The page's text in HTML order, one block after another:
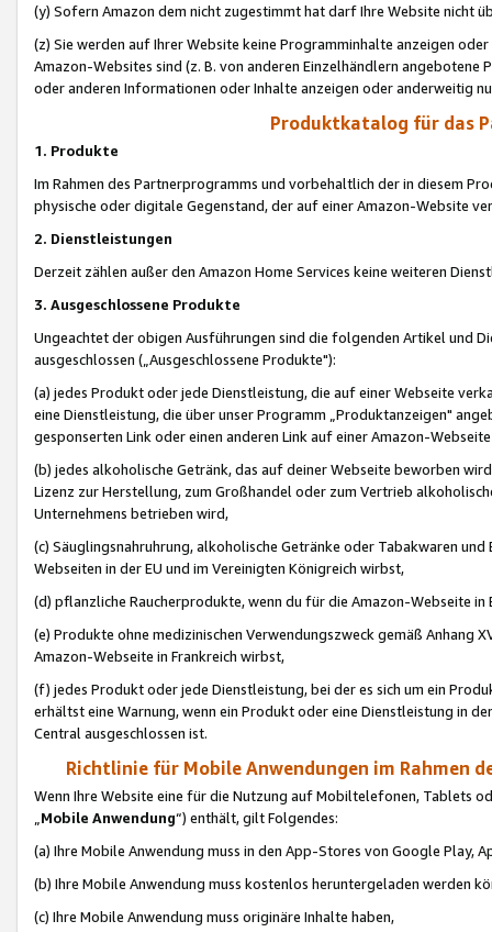
(y) Sofern Amazon dem nicht zugestimmt hat darf Ihre Website nicht
(z) Sie werden auf Ihrer Website keine Programminhalte anzeigen
Amazon-Websites sind (z. B. von anderen Einzelhändlern
oder anderen Informationen oder Inhalte anzeigen oder anderweitig
Produktkatalog für das
1. Produkte
Im Rahmen des Partnerprogramms und vorbehaltlich der in diesem
physische oder digitale Gegenstand, der auf einer Amazon-Website
2. Dienstleistungen
Derzeit zählen außer den Amazon Home Services keine weiteren
3. Ausgeschlossene Produkte
Ungeachtet der obigen Ausführungen sind die folgenden Artikel und
ausgeschlossen („Ausgeschlossene Produkte"):
(a) jedes Produkt oder jede Dienstleistung, die auf einer Webseite
eine Dienstleistung, die über unser Programm „Produktanzeigen"
gesponserten Link oder einen anderen Link auf einer Amazon-
(b) jedes alkoholische Getränk, das auf deiner Webseite beworben
Lizenz zur Herstellung, zum Großhandel oder zum Vertrieb
Unternehmens betrieben wird,
(c) Säuglingsnahruhrung, alkoholische Getränke oder Tabakwaren
Webseiten in der EU und im Vereinigten Königreich wirbst,
(d) pflanzliche Raucherprodukte, wenn du für die Amazon-Webseite in
(e) Produkte ohne medizinischen Verwendungszweck gemäß Anhang
Amazon-Webseite in Frankreich wirbst,
(f) jedes Produkt oder jede Dienstleistung, bei der es sich um ein
erhältst eine Warnung, wenn ein Produkt oder eine Dienstleistung in
Central ausgeschlossen ist.
Richtlinie für Mobile Anwendungen im Rahmen
Wenn Ihre Website eine für die Nutzung auf Mobiltelefonen, Tablets
„Mobile Anwendung“) enthält, gilt Folgendes:
(a) Ihre Mobile Anwendung muss in den App-Stores von Google Play,
(b) Ihre Mobile Anwendung muss kostenlos heruntergeladen werden
(c) Ihre Mobile Anwendung muss originäre Inhalte haben,